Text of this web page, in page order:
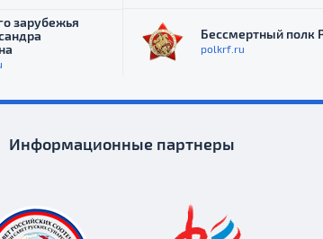
зарубежья
Бессмертный полк
polkrf.ru
Информационные партнеры